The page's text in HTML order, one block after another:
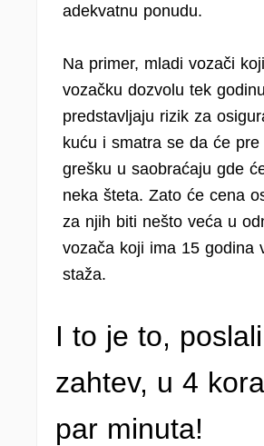
adekvatnu ponudu.
Na primer, mladi vozači
vozačku dozvolu tek
predstavljaju rizik za
kuću i smatra se da će pre
grešku u saobraćaju gde
neka šteta. Zato će cena
za njih biti nešto veća u
vozača koji ima 15 godina
staža.
I to je to,
zahtev, u 4
par minuta!